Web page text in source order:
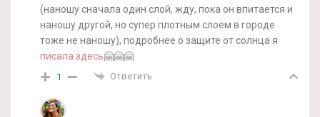
(наношу сначала один слой, жду, пока он впитается и
наношу другой, но супер плотным слоем в городе
тоже не наношу), подробнее о защите от солнца я
писала здесь🤗🤗🤗
1 Ответить